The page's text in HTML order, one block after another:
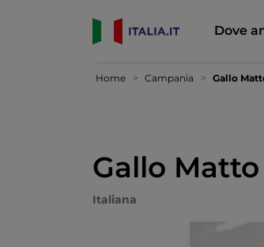
Dove
Home Campania Gallo
Gallo Matto
Italiana